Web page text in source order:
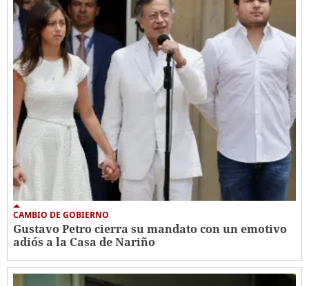
CAMBIO DE GOBIERNO
Gustavo Petro cierra su mandato con un emotivo
adiós a la Casa de Nariño